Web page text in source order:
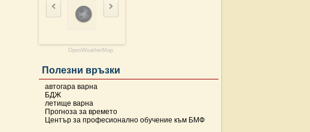
OpenWeatherMap
Полезни връзки
автогара варна
БДЖ
летище варна
Прогноза за времето
Център за професионално обучение към БМФ